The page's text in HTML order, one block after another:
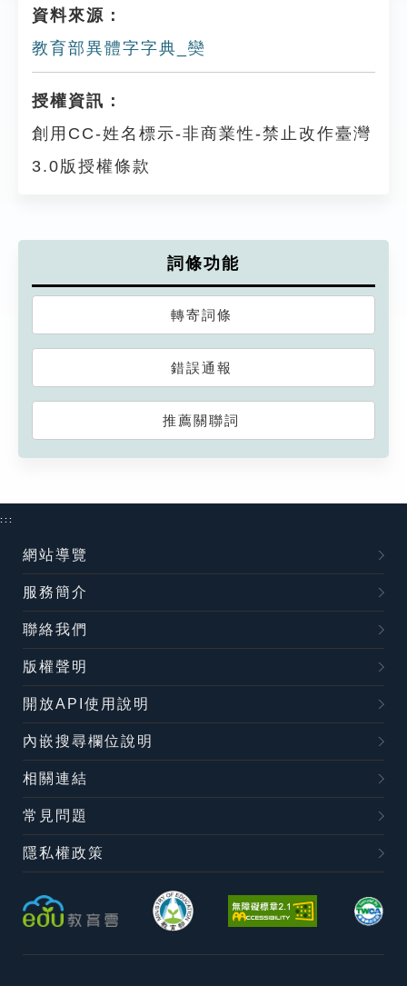
資料來源：
教育部異體字字典_奱
授權資訊：
創用CC-姓名標示-非商業性-禁止改作臺灣
3.0版授權條款
詞條功能
轉寄詞條
錯誤通報
推薦關聯詞
:::
網站導覽
服務簡介
聯絡我們
版權聲明
開放API使用說明
內嵌搜尋欄位說明
相關連結
常見問題
隱私權政策